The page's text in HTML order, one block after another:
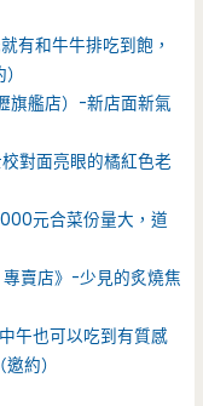
有和牛牛排吃到飽，
旗艦店）-新店面新氣
對面亮眼的橘紅色老
元合菜份量大，道
賣店》-少見的炙燒焦
午也可以吃到有質感
約）